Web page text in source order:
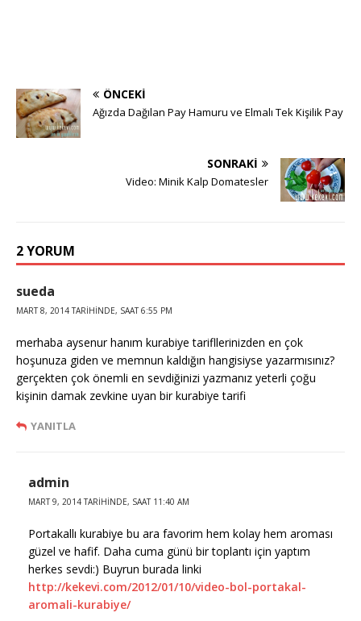
ÖNCEKI
Ağızda Dağılan Pay Hamuru ve Elmalı Tek Kişilik Pay
SONRAKI
Video: Minik Kalp Domatesler
2 YORUM
sueda
MART 8, 2014 TARIHINDE, SAAT 6:55 PM
merhaba aysenur hanım kurabiye tarifllerinizden en çok
hoşunuza giden ve memnun kaldığın hangisiyse yazarmısınız?
gerçekten çok önemli en sevdiğinizi yazmanız yeterli çoğu
kişinin damak zevkine uyan bir kurabiye tarifi
YANITLA
admin
MART 9, 2014 TARIHINDE, SAAT 11:40 AM
Portakallı kurabiye bu ara favorim hem kolay hem aroması
güzel ve hafif. Daha cuma günü bir toplantı için yaptım
herkes sevdi:) Buyrun burada linki
http://kekevi.com/2012/01/10/video-bol-portakal-
aromali-kurabiye/